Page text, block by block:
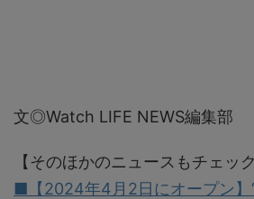
文◎Watch LIFE NEWS編集部
【そのほかのニュースもチェック
■【2024年4月2日にオープン】